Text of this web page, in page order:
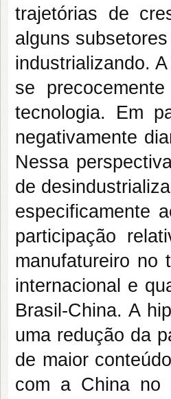
trajetórias de
alguns
industrializando.
se
tecnologia. Em
negativamente
Nessa
de
especificamente
participação
manufatureiro no
internacional e
Brasil-China. A
uma redução da
de maior
com a China no